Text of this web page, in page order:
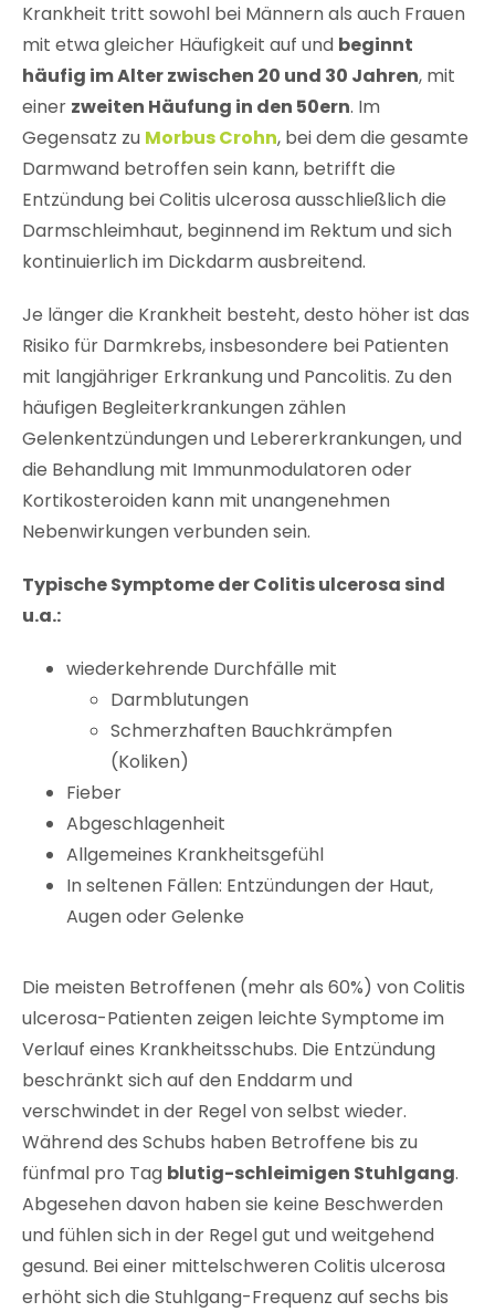
Krankheit tritt sowohl bei Männern als auch Frauen
mit etwa gleicher Häufigkeit auf und beginnt
häufig im Alter zwischen 20 und 30 Jahren, mit
einer zweiten Häufung in den 50ern. Im
Gegensatz zu Morbus Crohn, bei dem die gesamte
Darmwand betroffen sein kann, betrifft die
Entzündung bei Colitis ulcerosa ausschließlich die
Darmschleimhaut, beginnend im Rektum und sich
kontinuierlich im Dickdarm ausbreitend.
Je länger die Krankheit besteht, desto höher ist das
Risiko für Darmkrebs, insbesondere bei Patienten
mit langjähriger Erkrankung und Pancolitis. Zu den
häufigen Begleiterkrankungen zählen
Gelenkentzündungen und Lebererkrankungen, und
die Behandlung mit Immunmodulatoren oder
Kortikosteroiden kann mit unangenehmen
Nebenwirkungen verbunden sein.
Typische Symptome der Colitis ulcerosa sind
u.a.:
wiederkehrende Durchfälle mit
Darmblutungen
Schmerzhaften Bauchkrämpfen
(Koliken)
Fieber
Abgeschlagenheit
Allgemeines Krankheitsgefühl
In seltenen Fällen: Entzündungen der Haut,
Augen oder Gelenke
Die meisten Betroffenen (mehr als 60%) von Colitis
ulcerosa-Patienten zeigen leichte Symptome im
Verlauf eines Krankheitsschubs. Die Entzündung
beschränkt sich auf den Enddarm und
verschwindet in der Regel von selbst wieder.
Während des Schubs haben Betroffene bis zu
fünfmal pro Tag blutig-schleimigen Stuhlgang.
Abgesehen davon haben sie keine Beschwerden
und fühlen sich in der Regel gut und weitgehend
gesund. Bei einer mittelschweren Colitis ulcerosa
erhöht sich die Stuhlgang-Frequenz auf sechs bis